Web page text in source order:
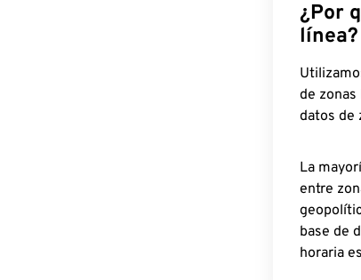
¿Por
línea?
de
datos de
La
entre
base de
horaria